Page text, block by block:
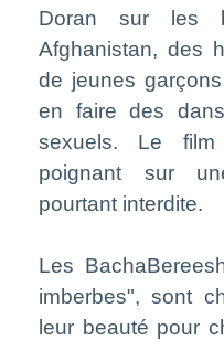
Doran sur les
Afghanistan, des
de jeunes
en faire des
sexuels. Le
poignant sur
pourtant interdite.
Les
imberbes", sont
leur beauté pour